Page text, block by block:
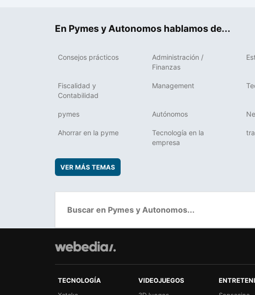
En Pymes y Autonomos hablamos de...
Consejos prácticos
Administración /
Finanzas
Fiscalidad y
Contabilidad
Management
pymes Autónomos
Ahorrar en la pyme
Tecnología en la
empresa
VER MÁS TEMAS
TECNOLOGÍA
VIDEOJUEGOS